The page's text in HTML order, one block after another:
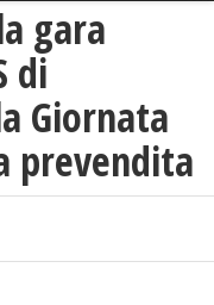
gara
di
Giornata
prevendita